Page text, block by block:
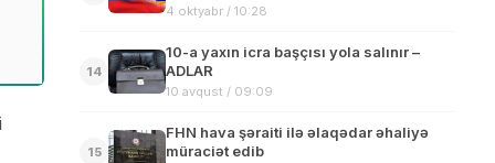
4 oktyabr / 10:28
14
10-a yaxın icra başçısı yola salınır –
ADLAR
10 avqust / 09:09
15
FHN hava şəraiti ilə əlaqədar əhaliyə
müraciət edib